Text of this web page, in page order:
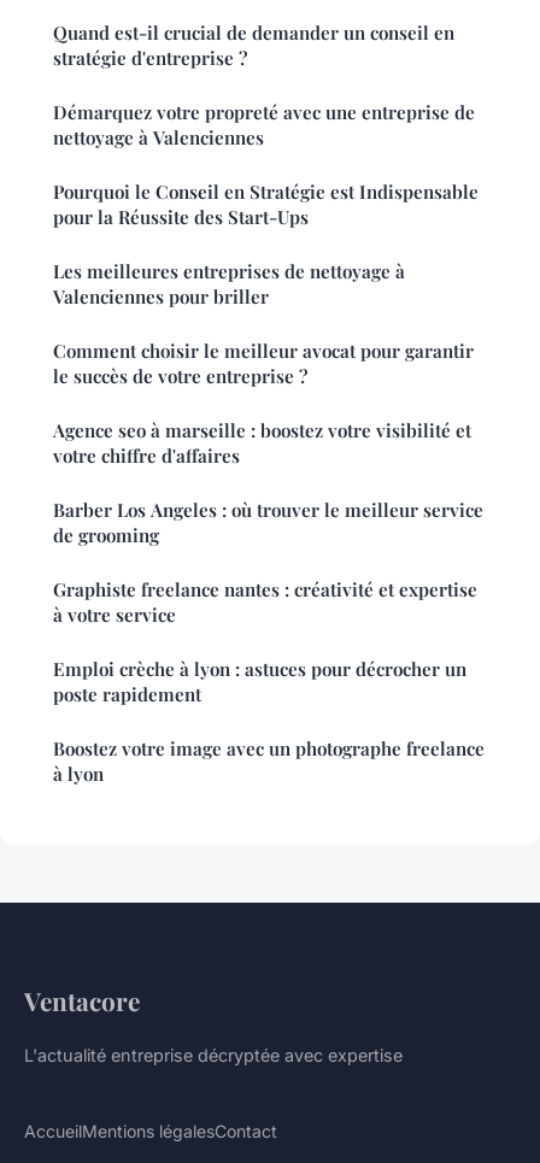
Quand est-il crucial de demander un conseil en
stratégie d'entreprise ?
Démarquez votre propreté avec une entreprise de
nettoyage à Valenciennes
Pourquoi le Conseil en Stratégie est Indispensable
pour la Réussite des Start-Ups
Les meilleures entreprises de nettoyage à
Valenciennes pour briller
Comment choisir le meilleur avocat pour garantir
le succès de votre entreprise ?
Agence seo à marseille : boostez votre visibilité et
votre chiffre d'affaires
Barber Los Angeles : où trouver le meilleur service
de grooming
Graphiste freelance nantes : créativité et expertise
à votre service
Emploi crèche à lyon : astuces pour décrocher un
poste rapidement
Boostez votre image avec un photographe freelance
à lyon
Ventacore
L'actualité entreprise décryptée avec expertise
AccueilMentions légalesContact